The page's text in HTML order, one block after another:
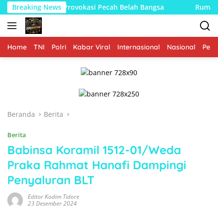
Langsung
ke
konten
Breaking News
Provokasi Pecah Belah Bangsa Rumah Bapak
Home TNI Polri Kabar Viral Internasional Nasional
Beranda Berita
Berita
Babinsa Koramil 1512-01/Weda
Praka Rahmat Hanafi Dampingi
Penyaluran BLT
Editor Kodim Tidore
23 Desember 2024